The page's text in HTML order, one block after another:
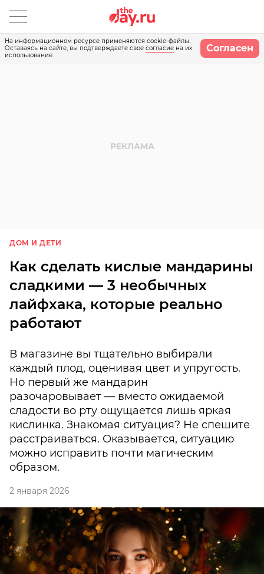
На информационном ресурсе применяются cookie-файлы.
Оставаясь на сайте, вы подтверждаете свое согласие на их
использование.
Согласен
ДОМ И ДЕТИ
Как сделать кислые мандарины
сладкими — 3 необычных
лайфхака, которые реально
работают
В магазине вы тщательно выбирали
каждый плод, оценивая цвет и упругость.
Но первый же мандарин
разочаровывает — вместо ожидаемой
сладости во рту ощущается лишь яркая
кислинка. Знакомая ситуация? Не спешите
расстраиваться. Оказывается, ситуацию
можно исправить почти магическим
образом.
2 января 2026